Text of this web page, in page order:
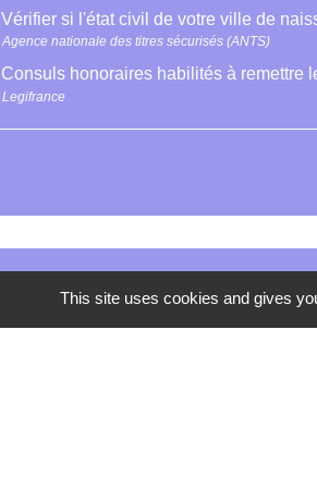
Vérifier si l'état civil de votre ville de
Agence nationale des titres sécurisés (ANTS)
Consuls honoraires habilités à remettre
Legifrance
This site uses cookies and gives